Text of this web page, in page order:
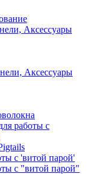
Аксессуары
Аксессуары
работы с
с 'витой парой'
с "витой парой"